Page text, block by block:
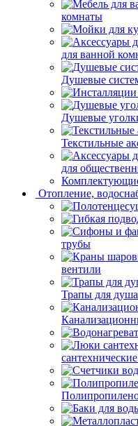
комнаты
для ванной
Душевые
Душевые
Текстильные
для
Отопление,
трубы
вентили
Трапы для